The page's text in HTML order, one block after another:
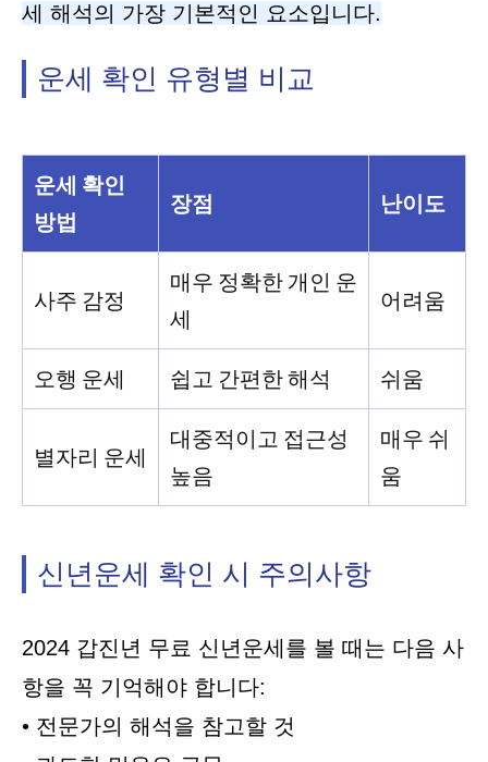
세 해석의 가장 기본적인 요소입니다.
운세 확인 유형별 비교
운세 확인
방법
장점 난이도
사주 감정
매우 정확한 개인 운
세
어려움
오행 운세 쉽고 간편한 해석 쉬움
별자리 운세
대중적이고 접근성
높음
매우 쉬
움
신년운세 확인 시 주의사항
2024 갑진년 무료 신년운세를 볼 때는 다음 사
항을 꼭 기억해야 합니다:
• 전문가의 해석을 참고할 것